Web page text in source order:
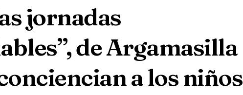
jornadas
de Argamasilla
a los niños